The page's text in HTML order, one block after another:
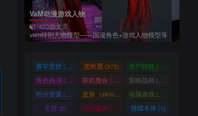
VaM动漫游戏人物
423篇文章
vam特别人物模型——国漫角色+游戏人物模型等
赛车竞技 (36) 赏析屋 (372) 资产特效 (224)
角色扮演 (207) 联机整合 (34) 策略战棋 (71)
积分资源 (3246) 皮肤（skin） (1)电脑游戏 (1003)
生存(2) 现代服装 (929) 游戏本体(1)